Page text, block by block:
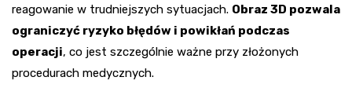
reagowanie w trudniejszych sytuacjach. Obraz 3D pozwala
ograniczyć ryzyko błędów i powikłań podczas
operacji, co jest szczególnie ważne przy złożonych
procedurach medycznych.